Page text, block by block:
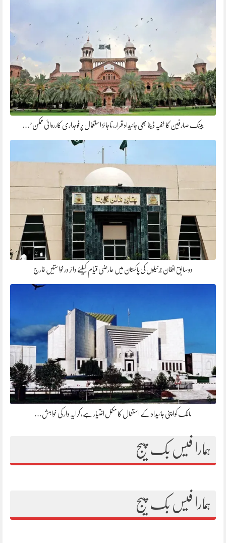
بینک صارفین کا خفیہ ڈیٹا بھی جائیداد قرار، ناجائز استعمال پر فوجداری کارروائی ممکن’…
دو سابق افغان جرنیلوں کی پاکستان میں عارضی قیام کیلئے دائر درخواستیں خارج
مالک کو اپنی جائیداد کے استعمال کا مکمل اختیار ہے، کرایہ دار کی خواہش…
ہمارا فیس بک پیج
ہمارا فیس بک پیج